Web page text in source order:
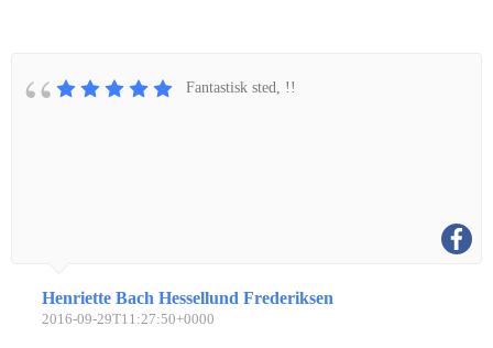
Fantastisk sted, !!
Henriette Bach Hessellund Frederiksen
2016-09-29T11:27:50+0000